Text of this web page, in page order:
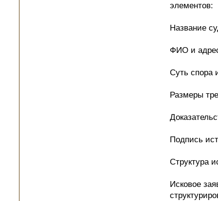
элементов:
Название
ФИО и
Суть спора
Размеры
Подпись
Структура
Исковое